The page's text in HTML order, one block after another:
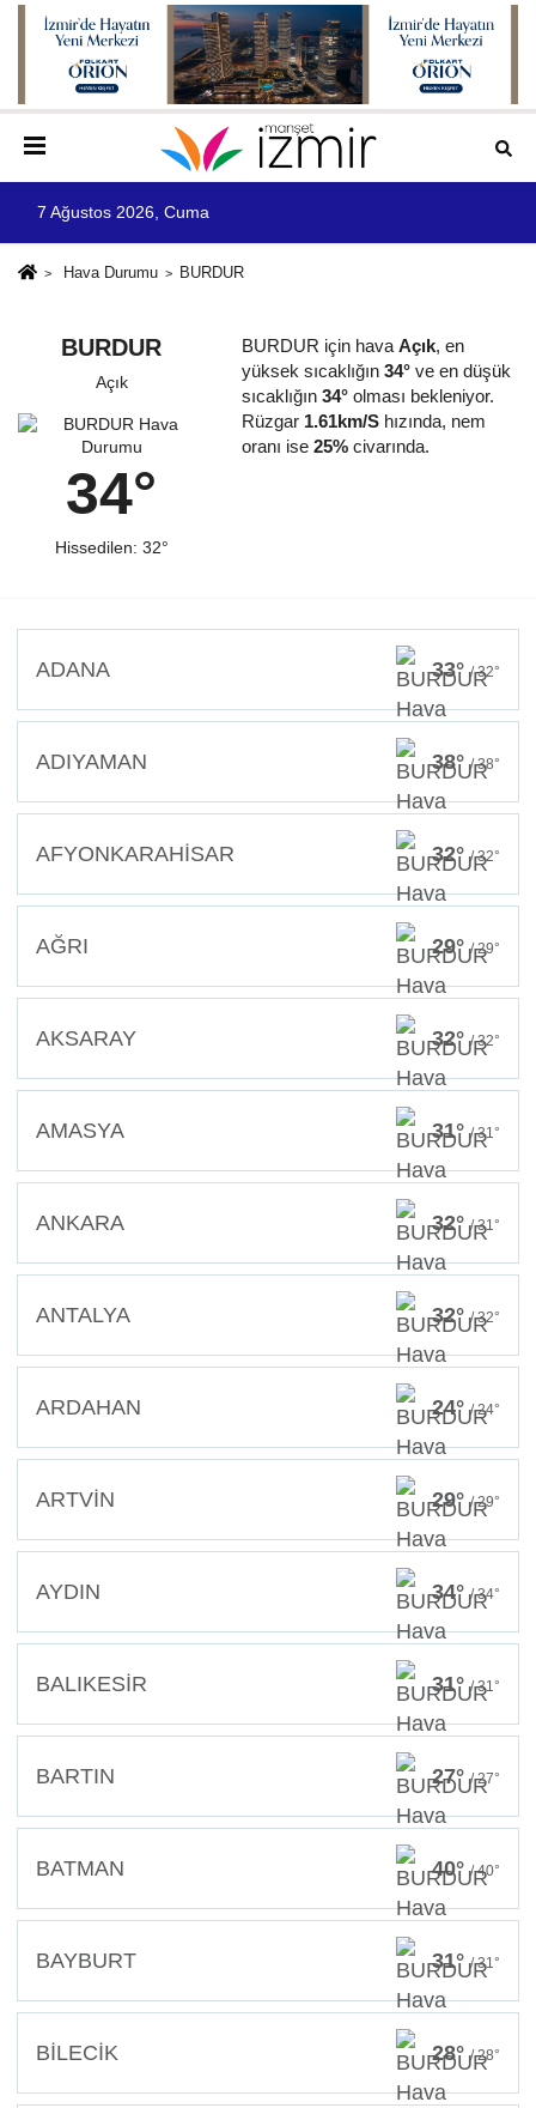
7 Ağustos 2026, Cuma
Hava Durumu BURDUR
BURDUR
Açık
34°
Hissedilen: 32°
BURDUR için hava Açık, en
yüksek sıcaklığın 34°ve en düşük
sıcaklığın 34°olması bekleniyor.
Rüzgar 1.61km/Shızında, nem
oranı ise 25%civarında.
ADANA 33°/ 32°
ADIYAMAN 38°/ 38°
AFYONKARAHİSAR 32°/ 32°
AĞRI 29°/ 29°
AKSARAY 32°/ 32°
AMASYA 31°/ 31°
ANKARA 32°/ 31°
ANTALYA 32°/ 32°
ARDAHAN 24°/ 24°
ARTVİN 29°/ 29°
AYDIN 34°/ 34°
BALIKESİR 31°/ 31°
BARTIN 27°/ 27°
BATMAN 40°/ 40°
BAYBURT 31°/ 31°
BİLECİK 28°/ 28°